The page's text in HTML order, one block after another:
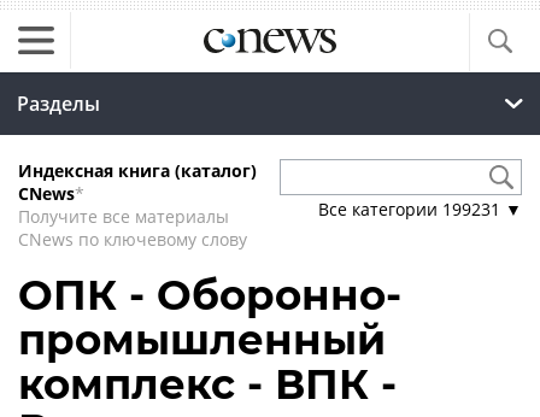
Разделы
Индексная книга (каталог)
CNews*
Получите все материалы
CNews по ключевому слову
Все категории 199231 ▼
ОПК - Оборонно-
промышленный
комплекс - ВПК -